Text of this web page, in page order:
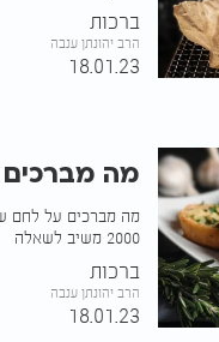
ברכות
הרב יהונתן ענבה
18.01.23
מה
מה מברכים על לחם
2000 משיב לשאלה
ברכות
הרב יהונתן ענבה
18.01.23